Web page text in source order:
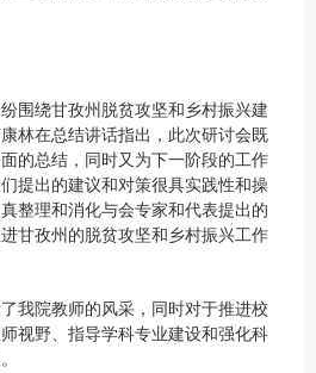
围绕甘孜州脱贫攻坚和乡村振兴建
林在总结讲话指出，此次研讨会既
的总结，同时又为下一阶段的工作
提出的建议和对策很具实践性和操
整理和消化与会专家和代表提出的
甘孜州的脱贫攻坚和乡村振兴工作
我院教师的风采，同时对于推进校
视野、指导学科专业建设和强化科